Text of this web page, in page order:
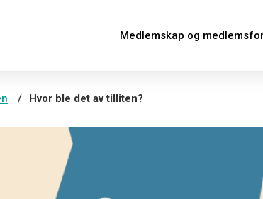
Medlemskap og
Hvor ble det av tilliten?